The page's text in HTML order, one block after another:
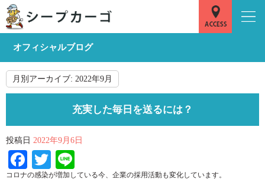
オフィシャルブログ
月別アーカイブ: 2022年9月
充実した毎日を送るには？
投稿日 2022年9月6日
Facebook
Twitter
コロナの感染が増加している今、企業の採用活動も変化しています。